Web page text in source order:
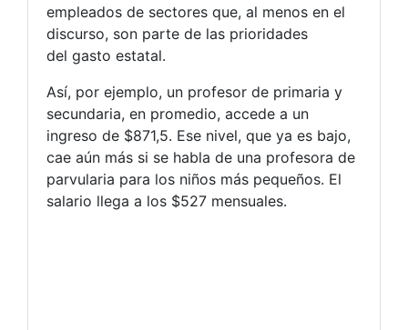
empleados de sectores que, al menos en el
discurso, son parte de las prioridades
del gasto estatal.
Así, por ejemplo, un profesor de primaria y
secundaria, en promedio, accede a un
ingreso de $871,5. Ese nivel, que ya es bajo,
cae aún más si se habla de una profesora de
parvularia para los niños más pequeños. El
salario llega a los $527 mensuales.